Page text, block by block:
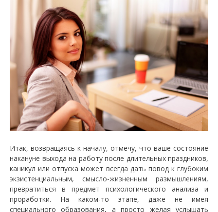
Итак, возвращаясь к началу, отмечу, что ваше состояние
накануне выхода на работу после длительных праздников,
каникул или отпуска может всегда дать повод к глубоким
экзистенциальным, смысло-жизненным размышлениям,
превратиться в предмет психологического анализа и
проработки. На каком-то этапе, даже не имея
специального образования, а просто желая услышать